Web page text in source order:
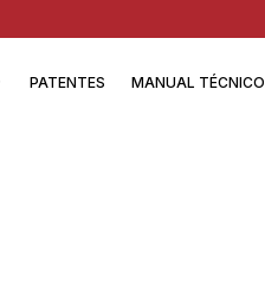
PATENTES MANUAL TÉCNICO